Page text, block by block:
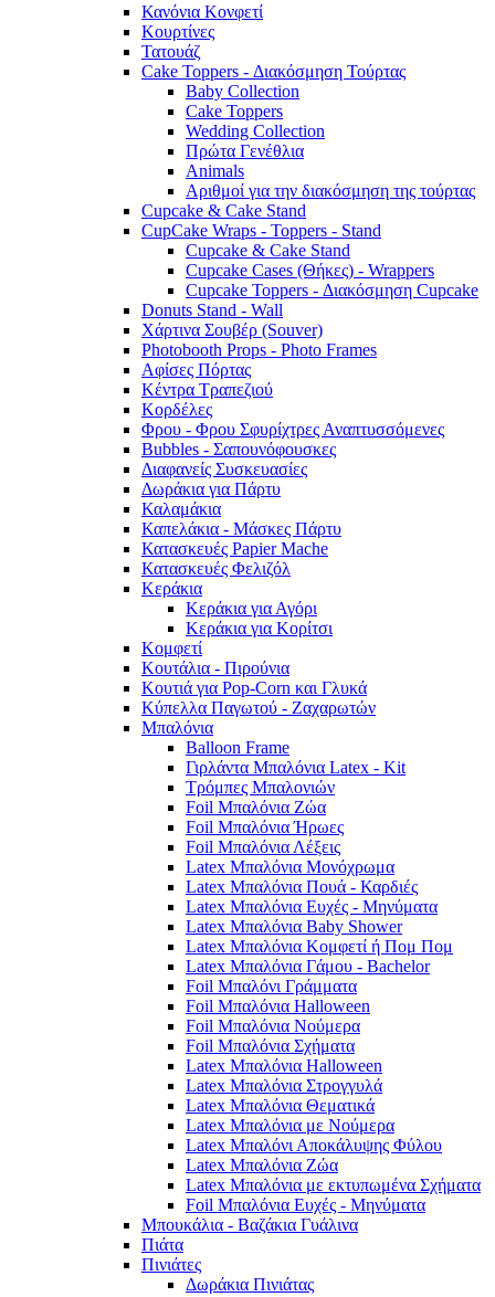
Κανόνια Κονφετί
Κουρτίνες
Τατουάζ
Cake Toppers - Διακόσμηση Τούρτας
Baby Collection
Cake Toppers
Wedding Collection
Πρώτα Γενέθλια
Animals
Αριθμοί για την διακόσμηση της τούρτας
Cupcake & Cake Stand
CupCake Wraps - Toppers - Stand
Cupcake & Cake Stand
Cupcake Cases (Θήκες) - Wrappers
Cupcake Toppers - Διακόσμηση Cupcake
Donuts Stand - Wall
Χάρτινα Σουβέρ (Souver)
Photobooth Props - Photo Frames
Αφίσες Πόρτας
Κέντρα Τραπεζιού
Κορδέλες
Φρου - Φρου Σφυρίχτρες Αναπτυσσόμενες
Bubbles - Σαπουνόφουσκες
Διαφανείς Συσκευασίες
Δωράκια για Πάρτυ
Καλαμάκια
Καπελάκια - Μάσκες Πάρτυ
Κατασκευές Papier Mache
Κατασκευές Φελιζόλ
Κεράκια
Κεράκια για Αγόρι
Κεράκια για Κορίτσι
Κομφετί
Κουτάλια - Πιρούνια
Κουτιά για Pop-Corn και Γλυκά
Κύπελλα Παγωτού - Ζαχαρωτών
Μπαλόνια
Balloon Frame
Γιρλάντα Μπαλόνια Latex - Kit
Τρόμπες Μπαλονιών
Foil Μπαλόνια Ζώα
Foil Μπαλόνια Ήρωες
Foil Μπαλόνια Λέξεις
Latex Μπαλόνια Μονόχρωμα
Latex Μπαλόνια Πουά - Καρδιές
Latex Μπαλόνια Ευχές - Μηνύματα
Latex Μπαλόνια Baby Shower
Latex Μπαλόνια Κομφετί ή Πομ Πομ
Latex Μπαλόνια Γάμου - Bachelor
Foil Μπαλόνι Γράμματα
Foil Μπαλόνια Halloween
Foil Μπαλόνια Νούμερα
Foil Μπαλόνια Σχήματα
Latex Μπαλόνια Halloween
Latex Μπαλόνια Στρογγυλά
Latex Μπαλόνια Θεματικά
Latex Μπαλόνια με Νούμερα
Latex Μπαλόνι Αποκάλυψης Φύλου
Latex Μπαλόνια Ζώα
Latex Μπαλόνια με εκτυπωμένα Σχήματα
Foil Μπαλόνια Ευχές - Μηνύματα
Μπουκάλια - Βαζάκια Γυάλινα
Πιάτα
Πινιάτες
Δωράκια Πινιάτας